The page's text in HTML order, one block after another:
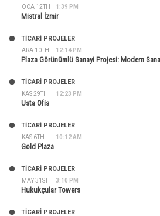
OCA 12TH 1:39 PM
Mistral İzmir
ARA 10TH 12:14 PM
TİCARİ PROJELER
Plaza Görünümlü Sanayi Projesi: Modern
KAS 29TH 12:23 PM
TİCARİ PROJELER
Usta Ofis
KAS 6TH 10:12 AM
TİCARİ PROJELER
Gold Plaza
MAY 31ST 3:10 PM
TİCARİ PROJELER
Hukukçular Towers
TİCARİ PROJELER